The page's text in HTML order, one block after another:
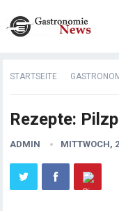
STARTSEITE
Rezepte:
ADMIN MITTWOCH,